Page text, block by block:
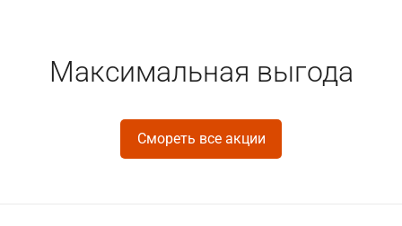
Максимальная выгода
Смореть все акции